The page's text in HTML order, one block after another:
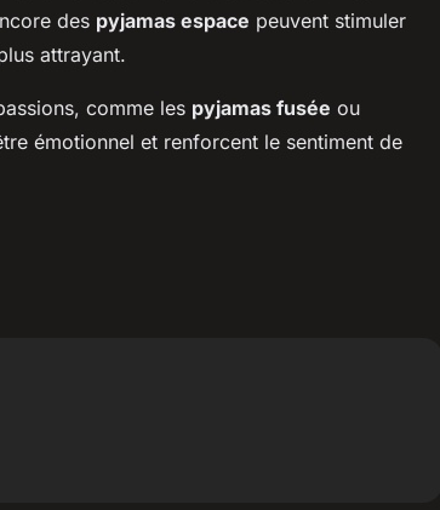
des pyjamas espace peuvent stimuler
attrayant.
comme les pyjamas fusée ou
émotionnel et renforcent le sentiment de